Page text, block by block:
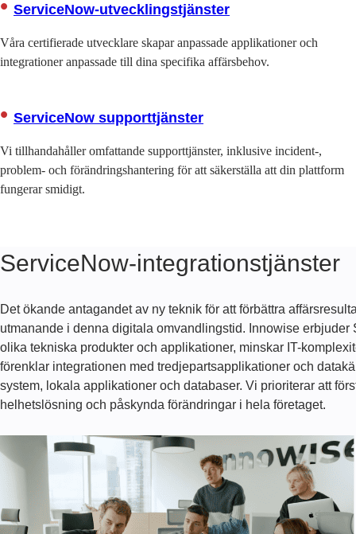
ServiceNow-utvecklingstjänster
Våra certifierade utvecklare skapar anpassade applikationer och
integrationer anpassade till dina specifika affärsbehov.
ServiceNow supporttjänster
Vi tillhandahåller omfattande supporttjänster, inklusive incident-,
problem- och förändringshantering för att säkerställa att din plattform
fungerar smidigt.
ServiceNow-integrationstjänster
Det ökande antagandet av ny teknik för att förbättra
utmanande i denna digitala omvandlingstid. Innowise
olika tekniska produkter och applikationer, minskar IT-
förenklar integrationen med tredjepartsapplikationer och
system, lokala applikationer och databaser. Vi prioriterar att
helhetslösning och påskynda förändringar i hela företaget.